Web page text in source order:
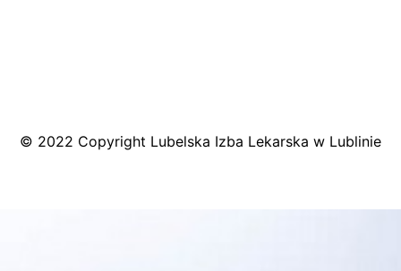
© 2022 Copyright Lubelska Izba Lekarska w Lublinie